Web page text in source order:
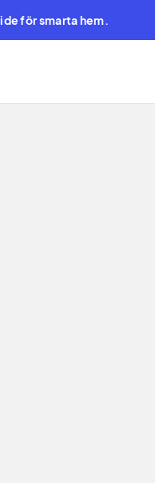
för smarta hem.